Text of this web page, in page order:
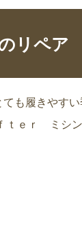
リペ
履きやす
ｔｅｒ ミシ